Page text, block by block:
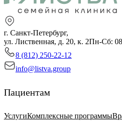
г. Санкт-Петербург,
ул. Лиственная, д. 20, к. 2Пн-Сб:
8 (812) 250-22-12
info@listva.group
Пациентам
УслугиКомплексные программы